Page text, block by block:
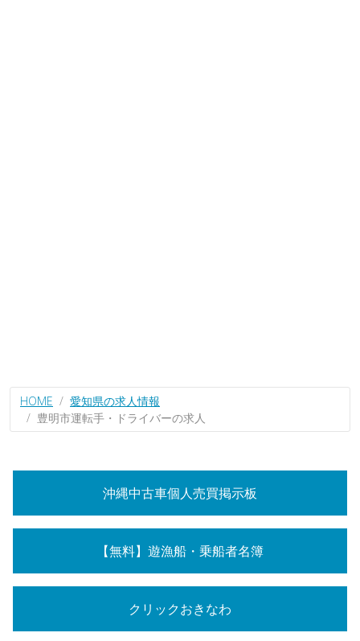
HOME
愛知県の求人情報
豊明市運転手・ドライバーの求人
沖縄中古車個人売買掲示板
【無料】遊漁船・乗船者名簿
クリックおきなわ